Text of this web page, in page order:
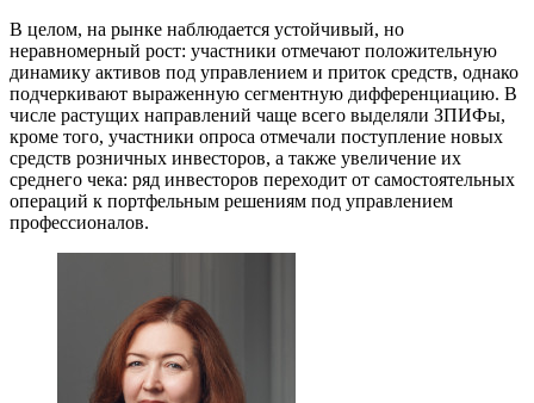
В целом, на рынке наблюдается устойчивый, но
неравномерный рост: участники отмечают положительную
динамику активов под управлением и приток средств, однако
подчеркивают выраженную сегментную дифференциацию. В
числе растущих направлений чаще всего выделяли ЗПИФы,
кроме того, участники опроса отмечали поступление новых
средств розничных инвесторов, а также увеличение их
среднего чека: ряд инвесторов переходит от самостоятельных
операций к портфельным решениям под управлением
профессионалов.